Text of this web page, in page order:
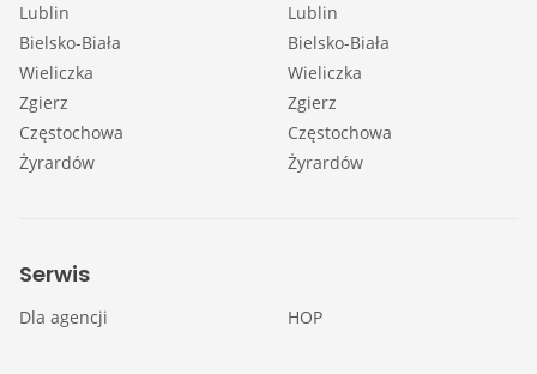
Lublin
Bielsko-Biała
Wieliczka
Zgierz
Częstochowa
Żyrardów
Lublin
Bielsko-Biała
Wieliczka
Zgierz
Częstochowa
Żyrardów
Serwis
Dla agencji HOP